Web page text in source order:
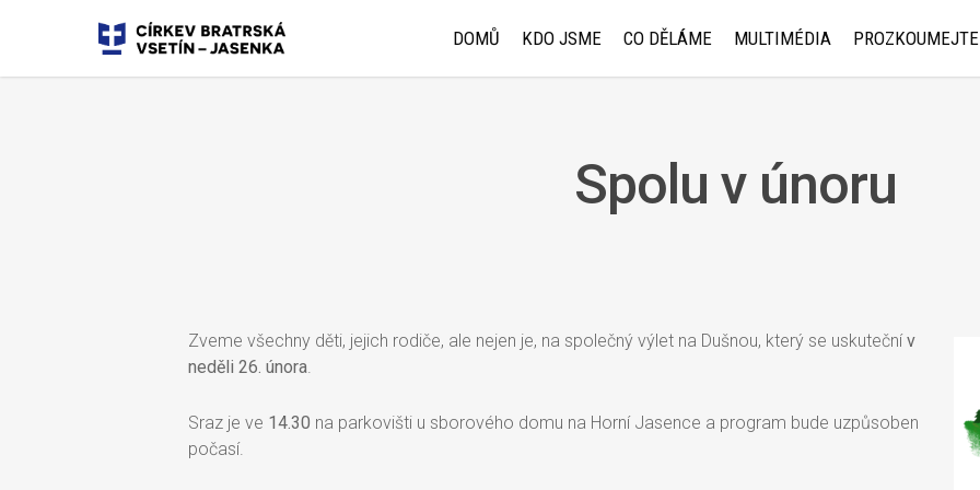
DOMŮ KDO JSME CO DĚLÁME MULTIMÉDIA PROZKOUMEJTE
Spolu v únoru
Zveme všechny děti, jejich rodiče, ale nejen je, na společný výlet na Dušnou, který se uskutečnív
neděli 26. února.
Sraz je ve 14.30 na parkovišti u sborového domu na Horní Jasence a program bude uzpůsoben
počasí.